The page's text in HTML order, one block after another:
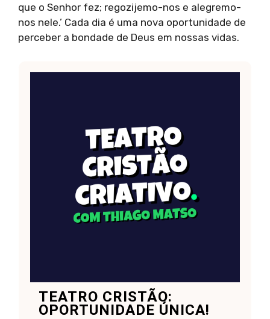
que o Senhor fez; regozijemo-nos e alegremo-
nos nele.’ Cada dia é uma nova oportunidade de
perceber a bondade de Deus em nossas vidas.
TEATRO CRISTÃO:
OPORTUNIDADE ÚNICA!